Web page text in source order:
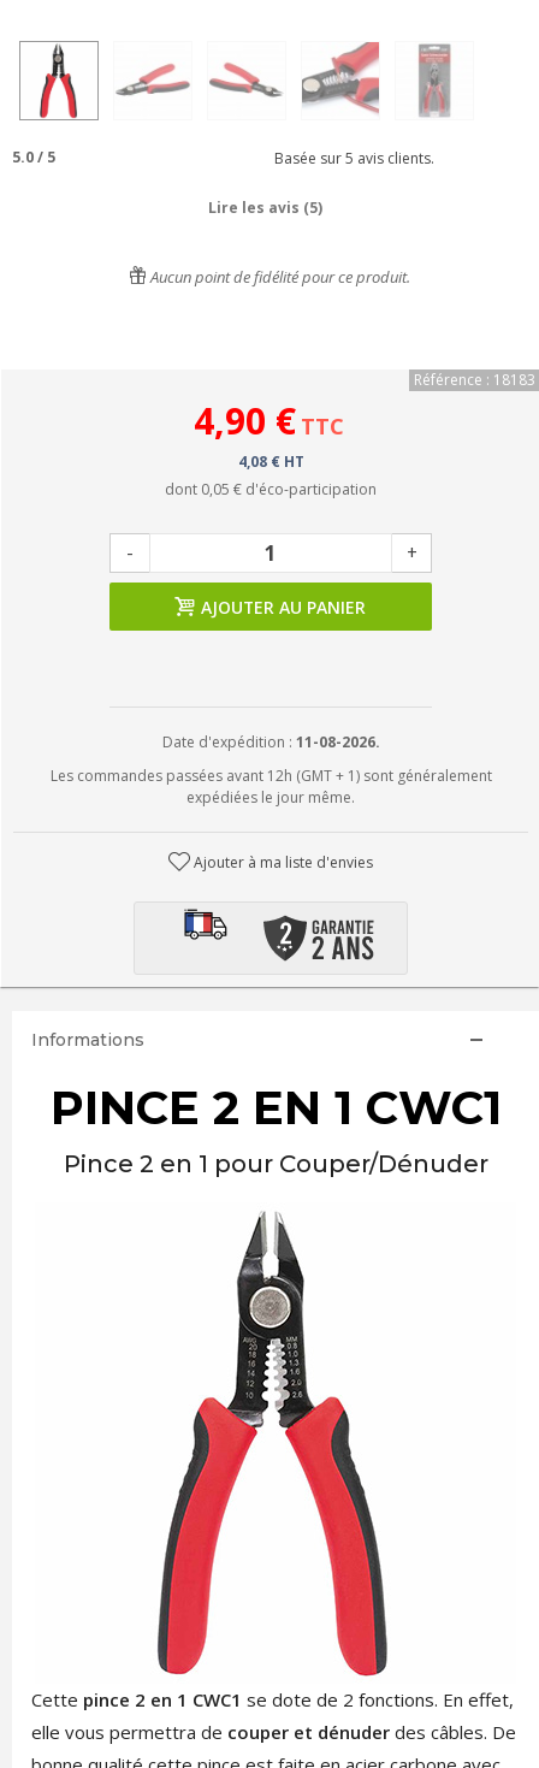
5.0/ 5 Basée sur5 avis clients.
Lire les avis (5)
Aucun point de fidélité pour ce produit.
Référence : 18183
4,90 € TTC
4,08 € HT
dont 0,05 € d'éco-participation
- +
AJOUTER AU PANIER
Date d'expédition : 11-08-2026.
Les commandes passées avant 12h (GMT + 1) sont généralement
expédiées le jour même.
Ajouter à ma liste d'envies
Informations
PINCE 2 EN 1 CWC1
Pince 2 en 1 pour Couper/Dénuder
Cette pince 2 en 1 CWC1 se dote de 2 fonctions. En effet,
elle vous permettra de couper et dénuderdes câbles. De